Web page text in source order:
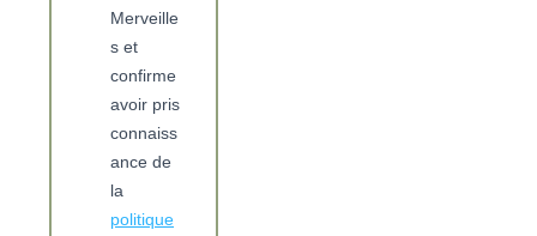
Merveille
s et
confirme
avoir pris
connaiss
ance de
la
politique